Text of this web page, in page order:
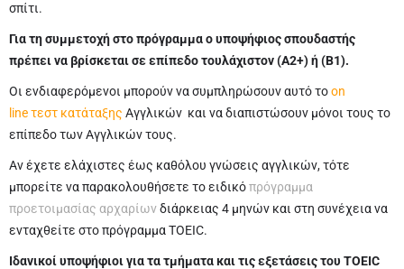
σπίτι.
Για τη συμμετοχή στο πρόγραμμα ο υποψήφιος σπουδαστής
πρέπει να βρίσκεται σε επίπεδο τουλάχιστον (Α2+) ή (Β1).
Οι ενδιαφερόμενοι μπορούν να συμπληρώσουν αυτό τοon
line τεστ κατάταξης Αγγλικών και να διαπιστώσουν μόνοι τους το
επίπεδο των Αγγλικών τους.
Αν έχετε ελάχιστες έως καθόλου γνώσεις αγγλικών, τότε
μπορείτε να παρακολουθήσετε το ειδικόπρόγραμμα
προετοιμασίας αρχαρίωνδιάρκειας 4 μηνών και στη συνέχεια να
ενταχθείτε στο πρόγραμμα TOEIC.
Ιδανικοί υποψήφιοι για τα τμήματα και τις εξετάσεις του TOEIC